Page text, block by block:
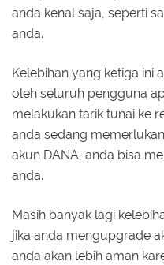
anda kenal saja, seperti
anda.
Kelebihan yang ketiga ini
oleh seluruh pengguna
melakukan tarik tunai ke
anda sedang
akun DANA, anda bisa
anda.
Masih banyak lagi
jika anda mengupgrade
anda akan lebih aman